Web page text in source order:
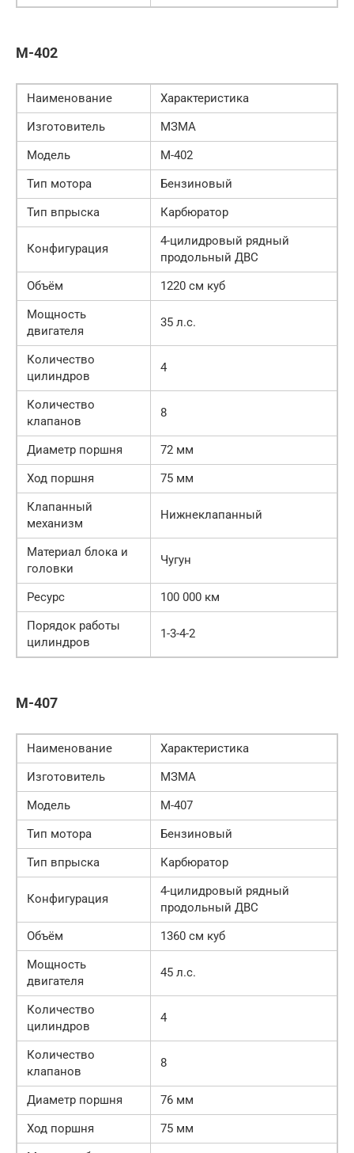
М-402
Наименование
Характеристика
Изготовитель
МЗМА
Модель
М-402
Тип мотора
Бензиновый
Тип впрыска
Карбюратор
Конфигурация
4-цилидровый рядный
продольный ДВС
Объём
1220 см куб
Мощность
двигателя
35 л.с.
Количество
цилиндров
4
Количество
клапанов
8
Диаметр поршня
72 мм
Ход поршня
75 мм
Клапанный
механизм
Нижнеклапанный
Материал блока и
головки
Чугун
Ресурс
100 000 км
Порядок работы
цилиндров
1-3-4-2
М-407
Наименование
Характеристика
Изготовитель
МЗМА
Модель
М-407
Тип мотора
Бензиновый
Тип впрыска
Карбюратор
Конфигурация
4-цилидровый рядный
продольный ДВС
Объём
1360 см куб
Мощность
двигателя
45 л.с.
Количество
цилиндров
4
Количество
клапанов
8
Диаметр поршня
76 мм
Ход поршня
75 мм